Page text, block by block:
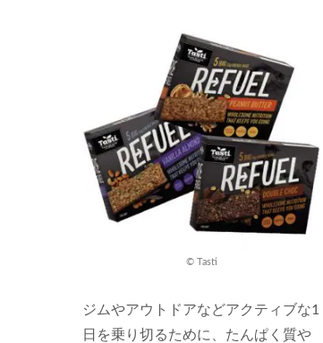
© Tasti
ジムやアウトドアなどアクティブな1
日を乗り切るために、たんぱく質や